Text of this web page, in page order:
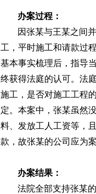
办案过程：
因张某与王某之间并
工，平时施工和请款过
基本事实梳理后，指导
终获得法庭的认可。法
施工，是否对施工工程
定。本案中，张某虽然
料、发放工人工资等，
款，故张某的公司应为
办案结果：
法院全部支持张某的